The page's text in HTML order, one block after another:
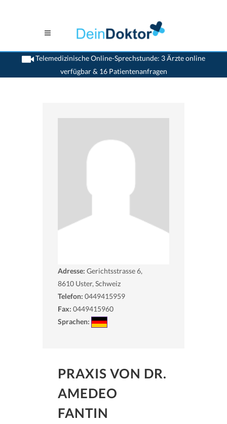
Telemedizinische Online-Sprechstunde: 3 Ärzte online
verfügbar & 16 Patientenanfragen
>Magen-darmaerzte>Uster>Dr. Amedeo Fantin>Praxis von Dr. Amedeo Fantin
Adresse: Gerichtsstrasse 6,
8610 Uster, Schweiz
Telefon: 0449415959
Fax: 0449415960
Sprachen:
PRAXIS VON DR.
AMEDEO
FANTIN